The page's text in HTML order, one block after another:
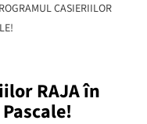
CASIERIILOR
RAJA în